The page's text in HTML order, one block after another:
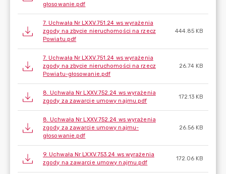
głosowanie.pdf
7. Uchwała Nr LXXV.751.24 ws wyrażenia
zgody na zbycie nieruchomości na rzecz
Powiatu.pdf
444.85 KB
7. Uchwała Nr LXXV.751.24 ws wyrażenia
zgody na zbycie nieruchomości na rzecz
Powiatu-głosowanie.pdf
26.74 KB
8. Uchwała Nr LXXV.752.24 ws wyrażenia
zgody za zawarcie umowy najmu.pdf
172.13 KB
8. Uchwała Nr LXXV.752.24 ws wyrażenia
zgody za zawarcie umowy najmu-
głosowanie.pdf
26.56 KB
9. Uchwała Nr LXXV.753.24 ws wyrażenia
zgody na zawarcie umowy najmu.pdf
172.06 KB